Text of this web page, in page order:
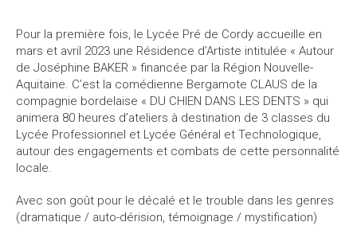
Pour la première fois, le Lycée Pré de Cordy accueille en
mars et avril 2023 une Résidence d’Artiste intitulée « Autour
de Joséphine BAKER » financée par la Région Nouvelle-
Aquitaine. C’est la comédienne Bergamote CLAUS de la
compagnie bordelaise « DU CHIEN DANS LES DENTS » qui
animera 80 heures d’ateliers à destination de 3 classes du
Lycée Professionnel et Lycée Général et Technologique,
autour des engagements et combats de cette personnalité
locale.
Avec son goût pour le décalé et le trouble dans les genres
(dramatique / auto-dérision, témoignage / mystification)